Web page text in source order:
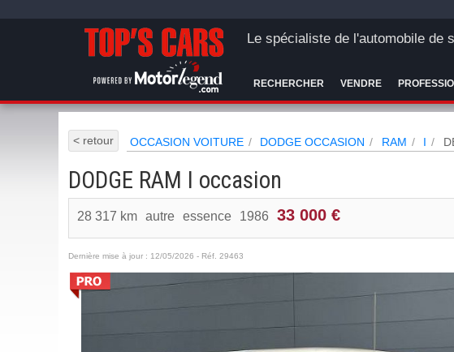
Le spécialiste de l'automobile de
RECHERCHER VENDRE
< retour OCCASION VOITURE DODGE OCCASION RAM I
DODGE RAM I occasion
28 317 km autre essence 1986 33 000 €
Dernière mise à jour : 12/05/2026 - Réf. 29463